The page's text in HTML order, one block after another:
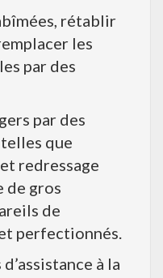
rétablir
les
par des
par des
que
redressage
de gros
de
perfectionnés.
à la